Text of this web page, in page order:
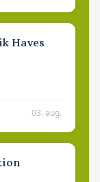
Haves
03. aug.